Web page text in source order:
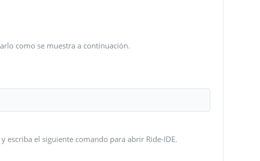
como se muestra a continuación.
escriba el siguiente comando para abrir Ride-IDE.